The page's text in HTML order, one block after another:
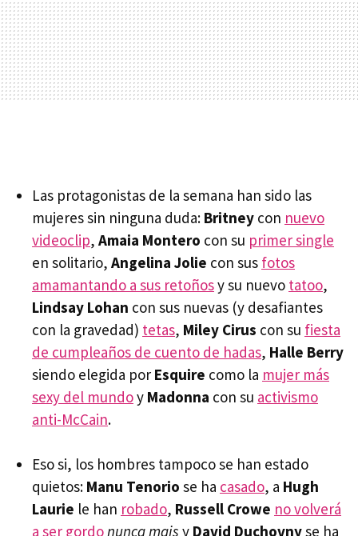
Las protagonistas de la semana han sido las
mujeres sin ninguna duda: Britney con nuevo
videoclip, Amaia Montero con su primer single
en solitario, Angelina Jolie con sus fotos
amamantando a sus retoñosy su nuevo tatoo,
Lindsay Lohan con sus nuevas (y desafiantes
con la gravedad) tetas, Miley Cirus con su fiesta
de cumpleaños de cuento de hadas, Halle Berry
siendo elegida por Esquire como la mujer más
sexy del mundoy Madonna con su activismo
anti-McCain.
Eso si, los hombres tampoco se han estado
quietos: Manu Tenorio se ha casado, a Hugh
Laurie le han robado, Russell Crowe no volverá
a ser gordonunca mais y David Duchovnyse ha